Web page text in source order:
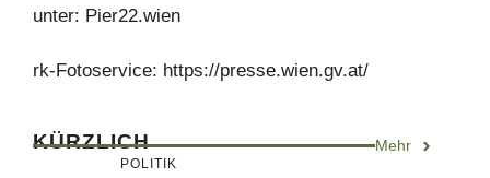
unter: Pier22.wien
rk-Fotoservice: https://presse.wien.gv.at/
KÜRZLICH Mehr
POLITIK